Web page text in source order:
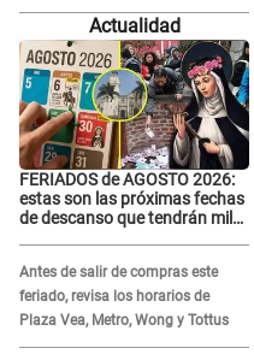
Kevin Díaz desde 8 metros de
Actualidad
FERIADOS de AGOSTO 2026:
estas son las próximas fechas
de descanso que tendrán miles
Antes de salir de compras este
feriado, revisa los horarios de
Plaza Vea, Metro, Wong y Tottus